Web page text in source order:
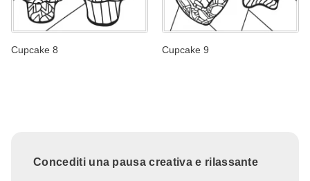
Cupcake 8 Cupcake 9
Concediti una pausa creativa e rilassante